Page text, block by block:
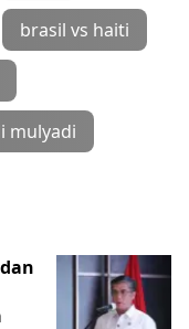
brasil vs haiti
mulyadi